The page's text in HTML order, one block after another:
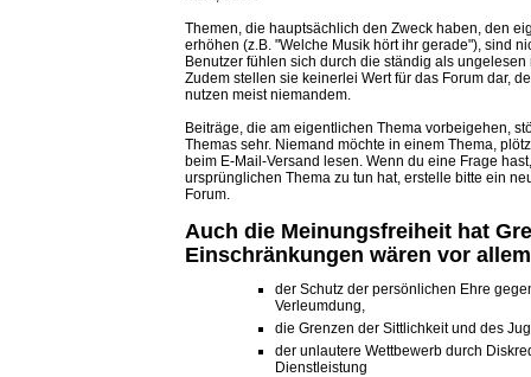
Themen, die hauptsächlich den Zweck haben, den
erhöhen (z.B. "Welche Musik hört ihr gerade"), sind
Benutzer fühlen sich durch die ständig als ungelesen
Zudem stellen sie keinerlei Wert für das Forum dar,
nutzen meist niemandem.
Beiträge, die am eigentlichen Thema vorbeigehen,
Themas sehr. Niemand möchte in einem Thema,
beim E-Mail-Versand lesen. Wenn du eine Frage
ursprünglichen Thema zu tun hat, erstelle bitte ein
Forum.
Auch die Meinungsfreiheit hat
Einschränkungen wären vor
der Schutz der persönlichen Ehre
Verleumdung,
die Grenzen der Sittlichkeit und des
der unlautere Wettbewerb durch
Dienstleistung